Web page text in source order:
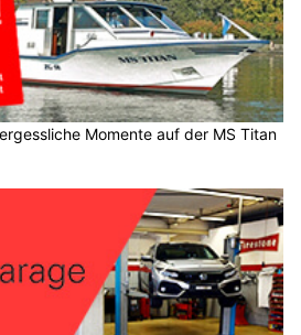
Momente auf der MS Titan